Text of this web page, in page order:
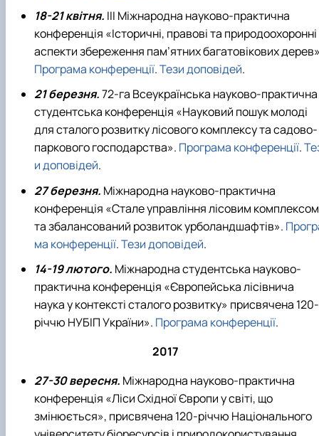
18-21 квітня. ІІІ Міжнародна науково-практична
конференція «Історичні, правові та природоохоронні
аспекти збереження пам’ятних багатовікових
Програма конференції.Тези доповідей.
21 березня.72-га Всеукраїнська науково-практична
студентська конференція «Науковий пошук молоді
для сталого розвитку лісового комплексу та садово-
паркового господарства». Програма конференції.
и доповідей.
27 березня. Міжнародна науково-практична
конференція «Стале управління лісовим комплексом
та збалансований розвиток урболандшафтів».
ма конференції.Тези доповідей.
14-19 лютого. Міжнародна студентська науково-
практична конференція «Європейська лісівнича
наука у контексті сталого розвитку» присвячена 120-
річчю НУБІП України». Програма конференції.
2017
27-30 вересня. Міжнародна науково-практична
конференція «Ліси Східної Європи у світі, що
змінюється», присвячена 120-річчю Національного